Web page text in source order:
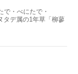
で・べにたで・
タデ属の1年草「柳蓼